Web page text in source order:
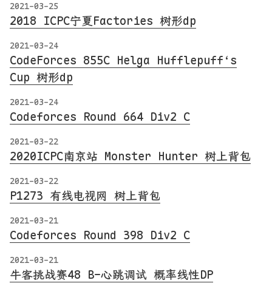
2021-03-25
2018 ICPC宁夏Factories 树形dp
2021-03-24
CodeForces 855C Helga Hufflepuff‘s
Cup 树形dp
2021-03-24
Codeforces Round 664 Div2 C
2021-03-22
2020ICPC南京站 Monster Hunter 树上背包
2021-03-22
P1273 有线电视网 树上背包
2021-03-21
Codeforces Round 398 Div2 C
2021-03-21
牛客挑战赛48 B-心跳调试 概率线性DP